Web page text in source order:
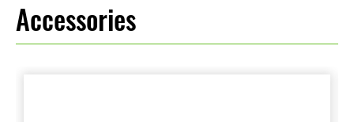
Accessories